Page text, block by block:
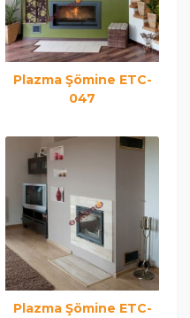
Plazma Şömine ETC-
047
Plazma Şömine ETC-